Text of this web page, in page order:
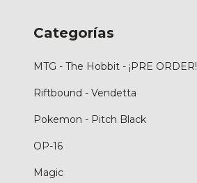
Categorías
MTG - The Hobbit - ¡PRE ORDER!
Riftbound - Vendetta
Pokemon - Pitch Black
OP-16
Magic